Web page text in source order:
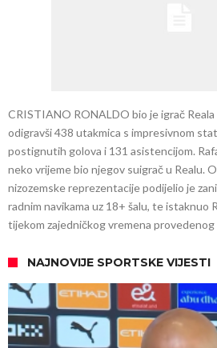
CRISTIANO RONALDO bio je igrač
odigravši 438 utakmica s impresivnom
postignutih golova i 131 asistencijom.
neko vrijeme bio njegov suigrač u Realu.
nizozemske reprezentacije podijelio je
radnim navikama uz 18+ šalu, te istaknuo
tijekom zajedničkog vremena
NAJNOVIJE SPORTSKE VIJESTI